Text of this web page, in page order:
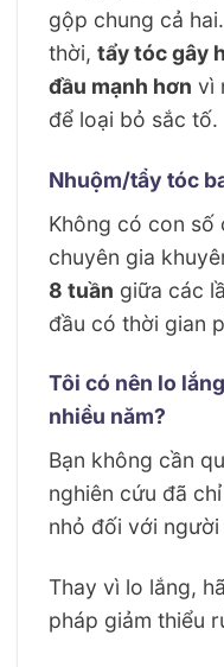
gộp chung cả
thời,tẩy tóc gây
đầu mạnh hơn vì
để loại bỏ sắc tố.
Nhuộm/tẩy tóc
Không có con số
chuyên gia
8 tuần giữa các
đầu có thời gian
Tôi có nên lo
nhiều năm?
Bạn không cần
nghiên cứu đã
nhỏ đối với
Thay vì lo lắng,
pháp giảm thiểu